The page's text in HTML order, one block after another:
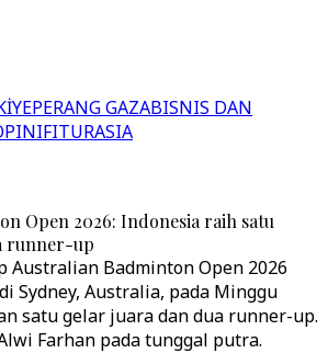
PERANG GAZABISNIS DAN
FITURASIA
Open 2026: Indonesia raih satu
runner-up
Australian Badminton Open 2026
Sydney, Australia, pada Minggu
satu gelar juara dan dua runner-up.
Farhan pada tunggal putra.